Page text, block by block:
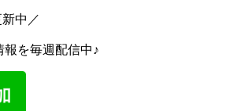
中／
報を毎週配信中♪